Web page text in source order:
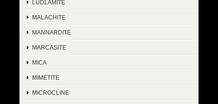
LUDLAMITE
MALACHITE
MANNARDITE
MARCASITE
MICA
MIMETITE
MICROCLINE